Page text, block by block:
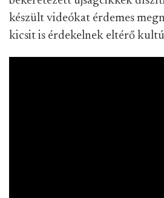
készült videókat érdemes
kicsit is érdekelnek eltérő